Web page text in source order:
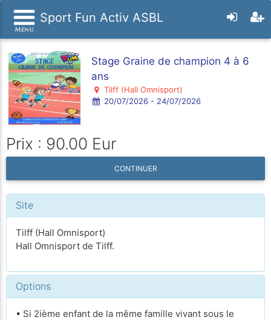
Sport Fun Activ ASBL
Stage Graine de champion 4 à 6
ans
Tilff (Hall Omnisport)
20/07/2026 - 24/07/2026
Prix : 90.00 Eur
CONTINUER
Site
Tilff (Hall Omnisport)
Hall Omnisport de Tilff.
Options
• Si 2ième enfant de la même famille vivant sous le